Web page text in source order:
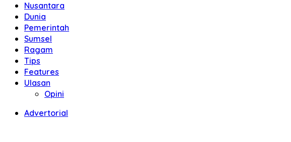
Nusantara
Dunia
Pemerintah
Sumsel
Ragam
Tips
Features
Ulasan
Opini
Advertorial